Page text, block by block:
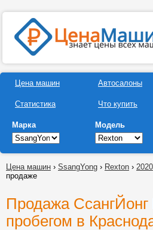
Цена машин
Статистика
Автосалоны
Что купить
Марка Модель
Цена машин › SsangYong › Rexton › 2020
продаже
Продажа СсангЙонг
пробегом в